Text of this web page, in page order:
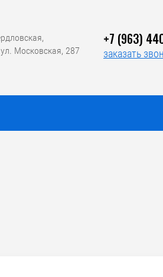
Московская, 287
+7 (963)
заказать